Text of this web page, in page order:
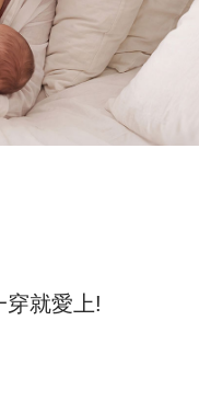
穿就愛上!